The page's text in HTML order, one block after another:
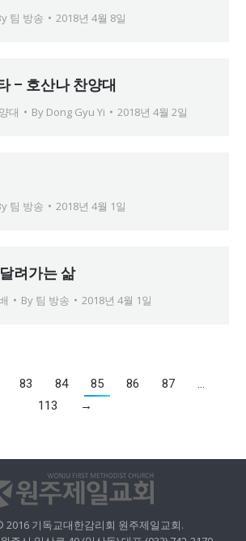
팀 방송 2018년 4월 8일
– 호산나 찬양대
대 By Dong Gyu Yi 2018년 4월 2일
팀 방송 2018년 4월 1일
려가는 삶
By 팀 방송 2018년 4월 1일
83 84 85 86 87
…
113
→
기독교대한감리회 원주제일교회.